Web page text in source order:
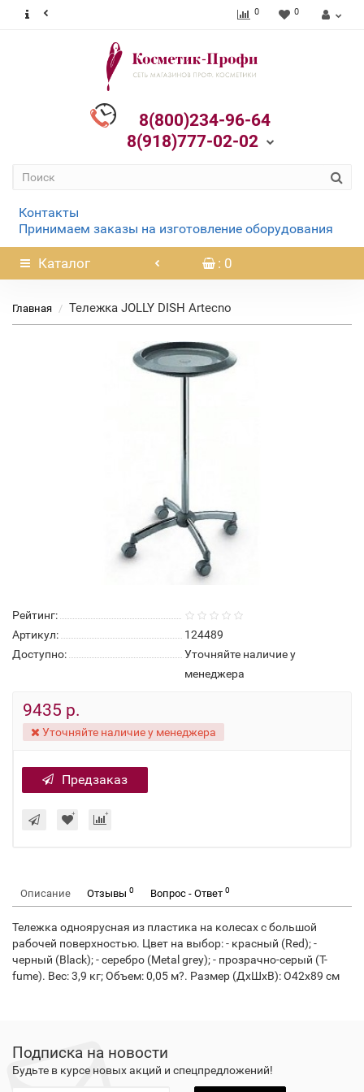
0 0
8(800)234-96-64
8(918)777-02-02
Контакты
Принимаем заказы на изготовление оборудования
Каталог : 0
Главная Тележка JOLLY DISH Artecno
Рейтинг:
Артикул:
124489
Доступно:
Уточняйте наличие у
менеджера
9435 р.
Уточняйте наличие у менеджера
Предзаказ
Описание Отзывы 0 Вопрос - Ответ 0
Тележка одноярусная из пластика на колесах с большой
рабочей поверхностью. Цвет на выбор: - красный (Red); -
черный (Black); - серебро (Metal grey); - прозрачно-серый (T-
fume). Вес: 3,9 кг; Объем: 0,05 м?. Размер (ДхШхВ): O42х89 см
Подписка на новости
Будьте в курсе новых акций и спецпредложений!